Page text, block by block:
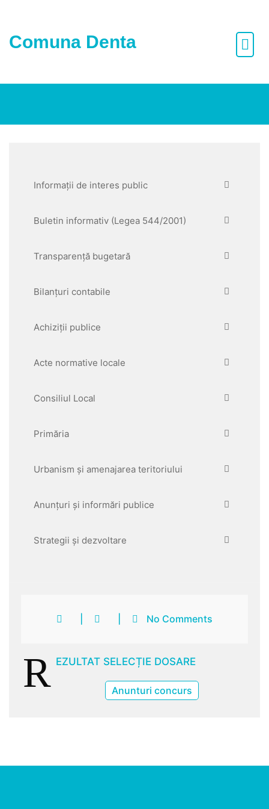
Comuna Denta
Informații de interes public
Buletin informativ (Legea 544/2001)
Transparență bugetară
Bilanțuri contabile
Achiziții publice
Acte normative locale
Consiliul Local
Primăria
Urbanism și amenajarea teritoriului
Anunțuri și informări publice
Strategii și dezvoltare
No Comments
R EZULTAT SELECȚIE DOSARE
Anunturi concurs